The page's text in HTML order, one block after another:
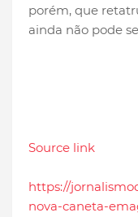
porém, que
ainda não pode
Source link
https://
nova-caneta-